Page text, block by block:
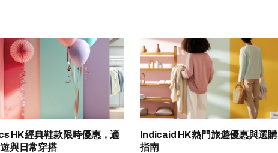
HK 經典鞋款限時優惠，適
與日常穿搭
Indicaid HK 熱門旅遊優惠與選購
指南